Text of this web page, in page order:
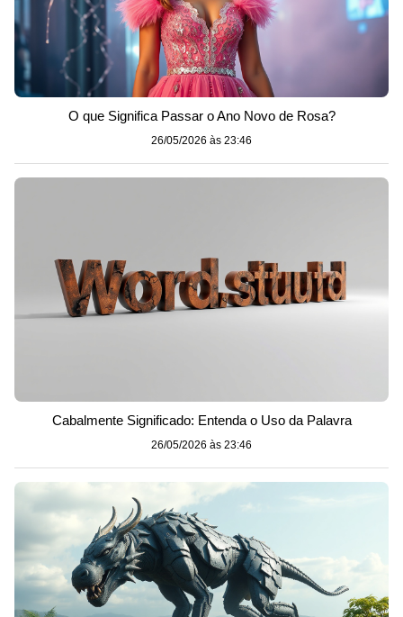
O que Significa Passar o Ano Novo de Rosa?
26/05/2026 às 23:46
Cabalmente Significado: Entenda o Uso da Palavra
26/05/2026 às 23:46